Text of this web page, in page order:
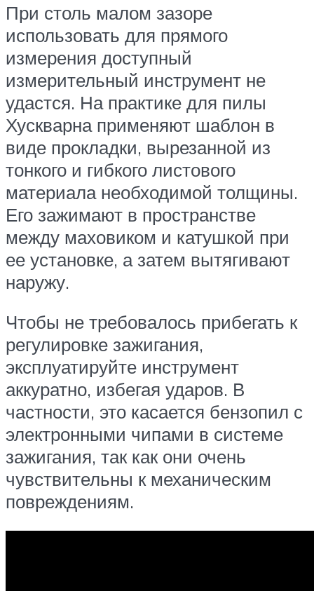
При столь малом зазоре
использовать для прямого
измерения доступный
измерительный инструмент не
удастся. На практике для пилы
Хускварна применяют шаблон в
виде прокладки, вырезанной из
тонкого и гибкого листового
материала необходимой толщины.
Его зажимают в пространстве
между маховиком и катушкой при
ее установке, а затем вытягивают
наружу.
Чтобы не требовалось прибегать к
регулировке зажигания,
эксплуатируйте инструмент
аккуратно, избегая ударов. В
частности, это касается бензопил с
электронными чипами в системе
зажигания, так как они очень
чувствительны к механическим
повреждениям.